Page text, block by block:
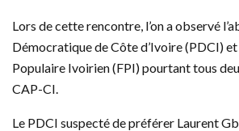
Lors de cette rencontre, l’on a observé
Démocratique de Côte d’Ivoire (PDCI)
Populaire Ivoirien (FPI) pourtant tous
CAP-CI.
Le PDCI suspecté de préférer Laurent